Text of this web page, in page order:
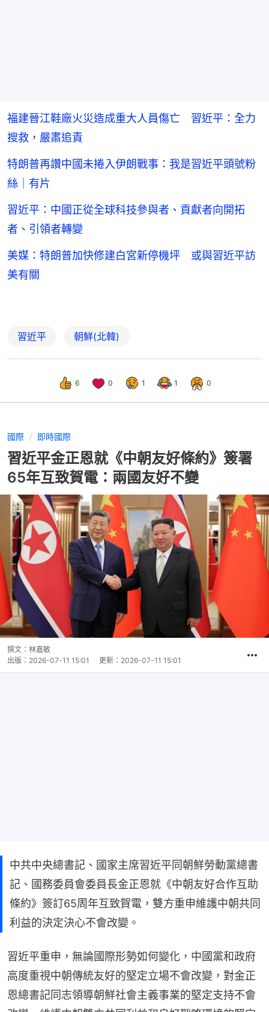
福建晉江鞋廠火災造成重大人員傷亡 習近平：全力
搜救，嚴肅追責
特朗普再讚中國未捲入伊朗戰事：我是習近平頭號粉
絲｜有片
習近平：中國正從全球科技參與者、貢獻者向開拓
者、引領者轉變
美媒：特朗普加快修建白宮新停機坪 或與習近平訪
美有關
習近平 朝鮮(北韓)
6 0 1 1 0
國際 即時國際
習近平金正恩就《中朝友好條約》簽署
65年互致賀電：兩國友好不變
撰文： 林嘉敏
出版： 2026-07-11 15:01 更新： 2026-07-11 15:01
中共中央總書記、國家主席習近平同朝鮮勞動黨總書
記、國務委員會委員長金正恩就《中朝友好合作互助
條約》簽訂65周年互致賀電，雙方重申維護中朝共同
利益的決定決心不會改變。
習近平重申，無論國際形勢如何變化，中國黨和政府
高度重視中朝傳統友好的堅定立場不會改變，對金正
恩總書記同志領導朝鮮社會主義事業的堅定支持不會